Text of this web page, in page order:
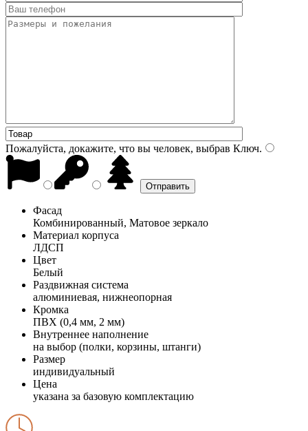
Пожалуйста, докажите, что вы человек, выбрав Ключ.
Фасад
Комбинированный, Матовое зеркало
Материал корпуса
ЛДСП
Цвет
Белый
Раздвижная система
алюминиевая, нижнеопорная
Кромка
ПВХ (0,4 мм, 2 мм)
Внутреннее наполнение
на выбор (полки, корзины, штанги)
Размер
индивидуальный
Цена
указана за базовую комплектацию